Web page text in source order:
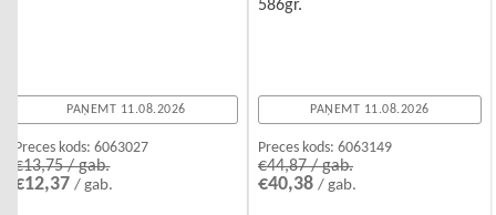
PAŅEMT 11.08.2026
Preces kods: 6063027
€13,75 / gab.
€12,37/ gab.
586gr.
PAŅEMT 11.08.2026
Preces kods: 6063149
€44,87 / gab.
€40,38 / gab.